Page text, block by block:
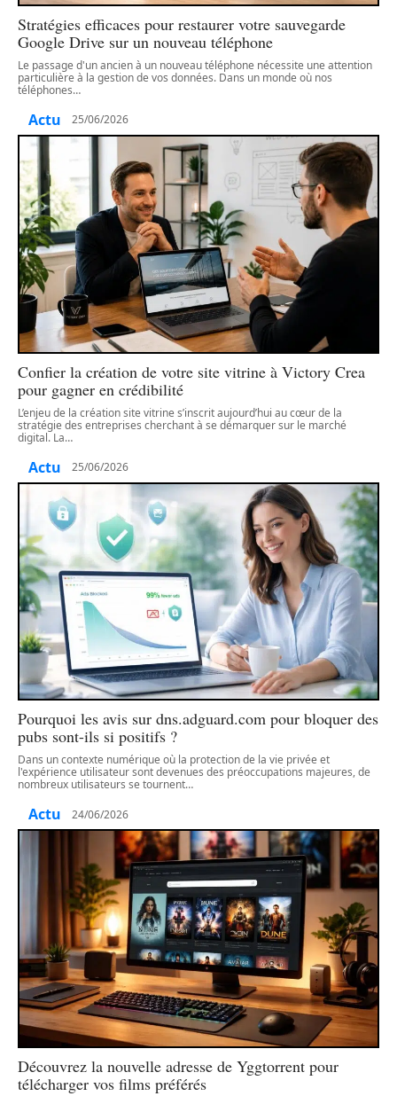
Stratégies efficaces pour restaurer votre sauvegarde
Google Drive sur un nouveau téléphone
Le passage d'un ancien à un nouveau téléphone nécessite une attention
particulière à la gestion de vos données. Dans un monde où nos
téléphones…
Actu 25/06/2026
Confier la création de votre site vitrine à Victory Crea
pour gagner en crédibilité
L’enjeu de la création site vitrine s’inscrit aujourd’hui au cœur de la
stratégie des entreprises cherchant à se démarquer sur le marché
digital. La…
Actu 25/06/2026
Pourquoi les avis sur dns.adguard.com pour bloquer des
pubs sont-ils si positifs ?
Dans un contexte numérique où la protection de la vie privée et
l'expérience utilisateur sont devenues des préoccupations majeures, de
nombreux utilisateurs se tournent…
Actu 24/06/2026
Découvrez la nouvelle adresse de Yggtorrent pour
télécharger vos films préférés